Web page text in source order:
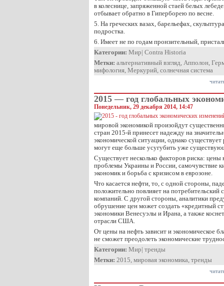
в колеснице, запряженной стаей белых
отбывает обратно в Гиперборею по весне.
5. На греческих вазах, барельефах,
подростка.
6. Имеет не по годам пронзительный,
Категории: Мир| Contra Historia
Метки: альтернативный взгляд, Апполон,
мифология, Меркурий, солнечная система
2015 — год глобальных
Понедельник, 29 декабря 2014, 14:47
мировой экономикой произойдут
стран 2015-й принесет надежду на
экономической ситуации, однако
могут еще больше усугубить уже
Существует несколько факторов риска: цены
проблемы Украины и России, самочувствие
экономик и борьба с кризисом в еврозоне.
Что касается нефти, то, с одной стороны,
положительно повлияет на потребительский
компаний. С другой стороны, аналитики
обрушение цен может создать «кредитный
экономики Венесуэлы и Ирана, а также
отрасли США.
От цены на нефть зависит и экономическое
не сможет преодолеть экономические
Категории: Мир| тренды
Метки: 2015, мировая экономика, тренды